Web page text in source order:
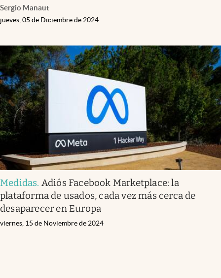
Sergio Manaut
jueves, 05 de Diciembre de 2024
Medidas. Adiós Facebook Marketplace: la
plataforma de usados, cada vez más cerca de
desaparecer en Europa
viernes, 15 de Noviembre de 2024